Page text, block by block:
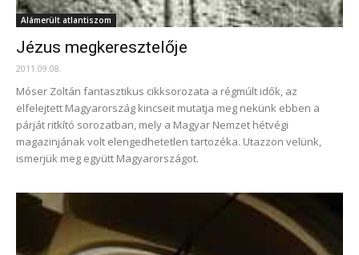
Alámerült atlantiszom
Jézus megkeresztelője
2011.09.08.
Móser Zoltán fantasztikus cikksorozata a régmúlt idők, az
elfelejtett Magyarország kincseit mutatja meg nekünk ebben a
párját ritkító sorozatban, mely a Magyar Nemzet hétvégi
magazinjának volt elengedhetetlen tartozéka. Utazzon velünk,
ismerjük meg együtt Magyarországot.